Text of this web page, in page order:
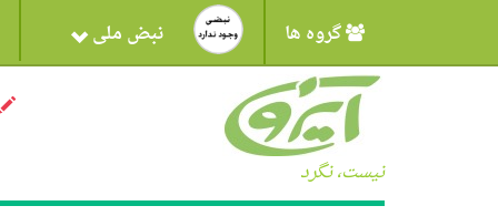
گروه ها نبض ملی
نیست، نگرد